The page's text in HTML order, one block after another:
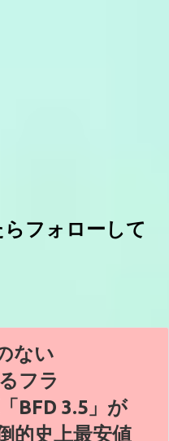
フォローして
ない
フラ
BFD 3.5」が
的史上最安値